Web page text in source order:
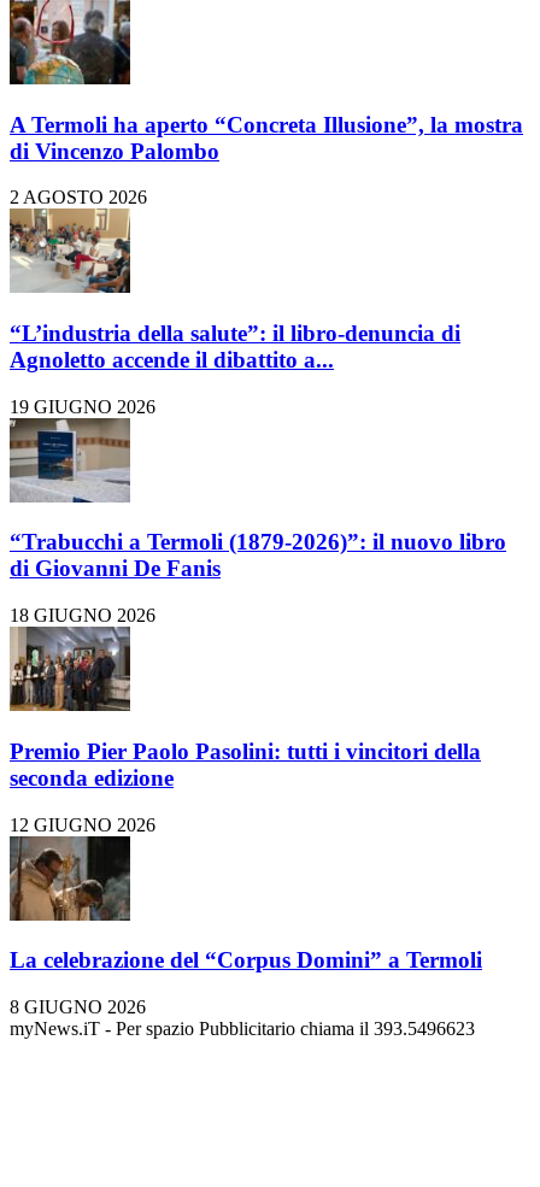
A Termoli ha aperto “Concreta Illusione”, la mostra
di Vincenzo Palombo
2 AGOSTO 2026
“L’industria della salute”: il libro-denuncia di
Agnoletto accende il dibattito a...
19 GIUGNO 2026
“Trabucchi a Termoli (1879-2026)”: il nuovo libro
di Giovanni De Fanis
18 GIUGNO 2026
Premio Pier Paolo Pasolini: tutti i vincitori della
seconda edizione
12 GIUGNO 2026
La celebrazione del “Corpus Domini” a Termoli
8 GIUGNO 2026
myNews.iT - Per spazio Pubblicitario chiama il 393.5496623